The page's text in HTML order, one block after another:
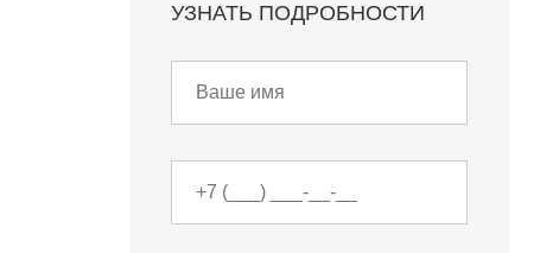
УЗНАТЬ ПОДРОБНОСТИ